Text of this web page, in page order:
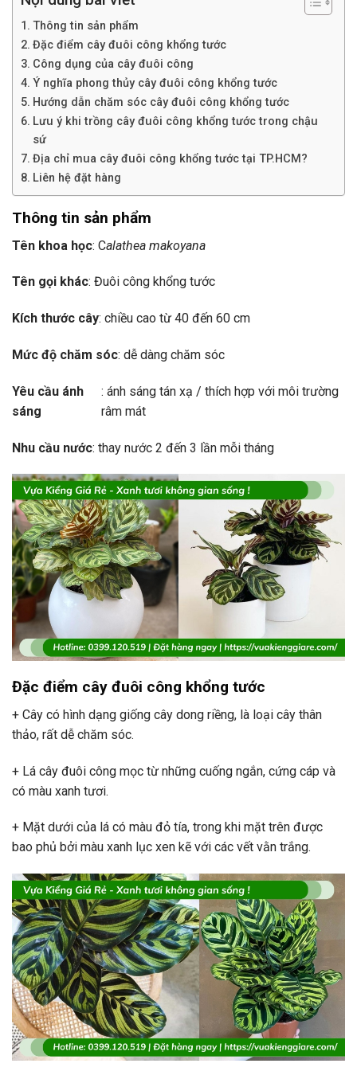
Thông tin sản phẩm
Đặc điểm cây đuôi công khổng tước
Công dụng của cây đuôi công
Ý nghĩa phong thủy cây đuôi công khổng tước
Hướng dẫn chăm sóc cây đuôi công khổng tước
Lưu ý khi trồng cây đuôi công khổng tước trong chậu
sứ
Địa chỉ mua cây đuôi công khổng tước tại TP.HCM?
Liên hệ đặt hàng
Thông tin sản phẩm
Tên khoa học: Calathea makoyana
Tên gọi khác: Đuôi công khổng tước
Kích thước cây: chiều cao từ 40 đến 60 cm
Mức độ chăm sóc: dễ dàng chăm sóc
Yêu cầu ánh
sáng
: ánh sáng tán xạ / thích hợp với môi trường
râm mát
Nhu cầu nước: thay nước 2 đến 3 lần mỗi tháng
Đặc điểm cây đuôi công khổng tước
+ Cây có hình dạng giống cây dong riềng, là loại cây thân
thảo, rất dễ chăm sóc.
+ Lá cây đuôi công mọc từ những cuống ngắn, cứng cáp và
có màu xanh tươi.
+ Mặt dưới của lá có màu đỏ tía, trong khi mặt trên được
bao phủ bởi màu xanh lục xen kẽ với các vết vằn trắng.